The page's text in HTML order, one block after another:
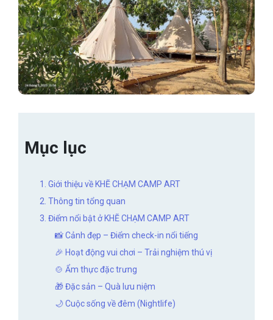
Mục lục
1. Giới thiệu về KHẼ CHẠM CAMP ART
2. Thông tin tổng quan
3. Điểm nổi bật ở KHẼ CHẠM CAMP ART
📸 Cảnh đẹp – Điểm check-in nổi tiếng
🎉 Hoạt động vui chơi – Trải nghiệm thú vị
🍲 Ẩm thực đặc trưng
🎁 Đặc sản – Quà lưu niệm
🌙 Cuộc sống về đêm (Nightlife)